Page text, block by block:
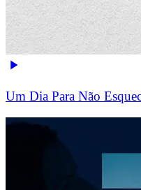
Um Dia Para Não